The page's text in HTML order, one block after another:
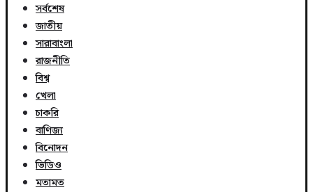
সর্বশেষ
জাতীয়
সারাবাংলা
রাজনীতি
বিশ্ব
খেলা
চাকরি
বাণিজ্য
বিনোদন
ভিডিও
মতামত